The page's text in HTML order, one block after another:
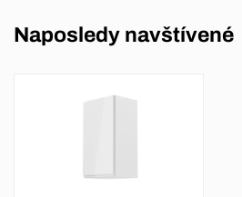
Naposledy navštívené